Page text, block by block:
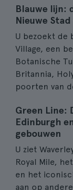
Blauwe lijn:
Nieuwe
U bezoekt de
Village, een
Botanische
Britannia,
poorten van
Green Line:
Edinburgh
gebouwen
U ziet
Royal Mile,
en het
aan op